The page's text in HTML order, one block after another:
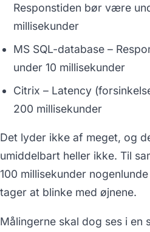
Responstiden bør være
millisekunder
MS SQL-database –
under 10 millisekunder
Citrix – Latency
200 millisekunder
Det lyder ikke af meget, og
umiddelbart heller ikke. Til
100 millisekunder
tager at blinke med øjnene.
Målingerne skal dog ses i en